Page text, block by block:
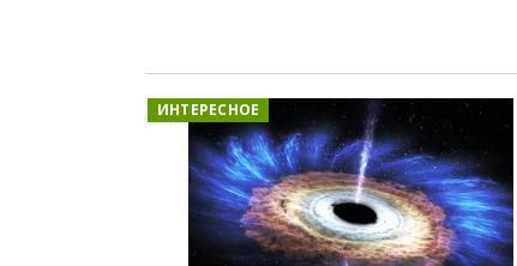
ИНТЕРЕСНОЕ